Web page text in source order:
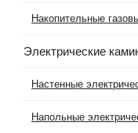
Накопительные
Электрические
Настенные
Напольные